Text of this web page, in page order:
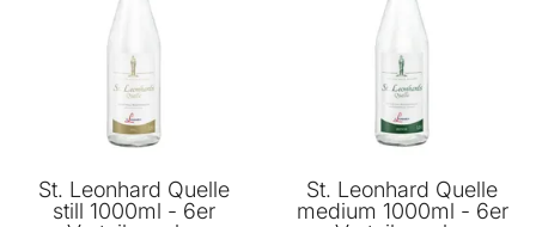
St. Leonhard Quelle
still 1000ml - 6er
St. Leonhard Quelle
medium 1000ml - 6er